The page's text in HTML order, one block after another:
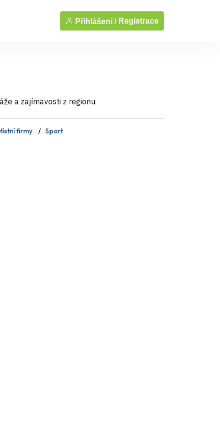
Přihlášení / Registrace
a zajímavosti z regionu.
firmy Sport